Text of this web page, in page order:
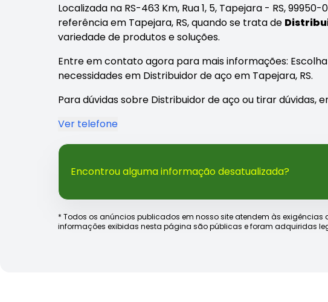
Localizada na RS-463 Km, Rua 1, 5, Tapejara - RS,
referência em Tapejara, RS, quando se trata de
variedade de produtos e soluções.
Entre em contato agora para mais informações: Escolha
necessidades em Distribuidor de aço em Tapejara, RS.
Para dúvidas sobre Distribuidor de aço ou tirar
Ver telefone
Encontrou alguma informação desatualizada?
* Todos os anúncios publicados em nosso site atendem às exigências
informações exibidas nesta página são públicas e foram adquiridas